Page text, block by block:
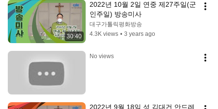
30:40
2022년 10월 2일 연중 제27주일(군
인주일) 방송미사
대구가톨릭평화방송
4.3K views • 3 years ago
No views
2022년 9월 18일 성 김대건 안드레